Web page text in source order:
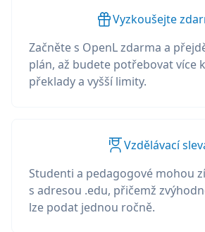
Vyzkoušejte
Začněte s OpenL zdarma a
plán, až budete potřebovat více
překlady a vyšší limity.
Vzdělávací
Studenti a pedagogové mohou
s adresou .edu, přičemž
lze podat jednou ročně.